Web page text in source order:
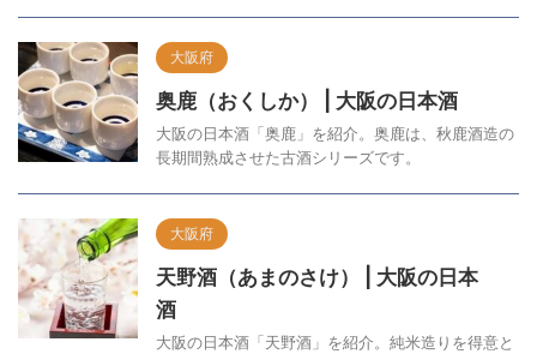
大阪府
奥鹿（おくしか） | 大阪の日本酒
大阪の日本酒「奥鹿」を紹介。奥鹿は、秋鹿酒造の
長期間熟成させた古酒シリーズです。
大阪府
天野酒（あまのさけ） | 大阪の日本
酒
大阪の日本酒「天野酒」を紹介。純米造りを得意と